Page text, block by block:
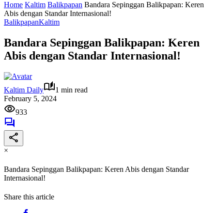
Home Kaltim Balikpapan Bandara Sepinggan Balikpapan: Keren
Abis dengan Standar Internasional!
BalikpapanKaltim
Bandara Sepinggan Balikpapan: Keren
Abis dengan Standar Internasional!
Kaltim Daily
1 min read
February 5, 2024
933
×
Bandara Sepinggan Balikpapan: Keren Abis dengan Standar
Internasional!
Share this article